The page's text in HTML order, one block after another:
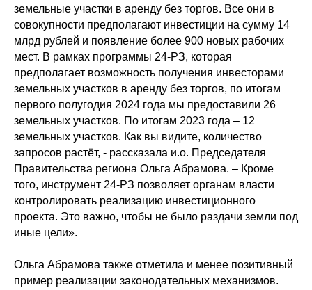
земельные участки в аренду без торгов. Все они в
совокупности предполагают инвестиции на сумму 14
млрд рублей и появление более 900 новых рабочих
мест. В рамках программы 24-РЗ, которая
предполагает возможность получения инвесторами
земельных участков в аренду без торгов, по итогам
первого полугодия 2024 года мы предоставили 26
земельных участков. По итогам 2023 года – 12
земельных участков. Как вы видите, количество
запросов растёт, - рассказала и.о. Председателя
Правительства региона Ольга Абрамова. – Кроме
того, инструмент 24-РЗ позволяет органам власти
контролировать реализацию инвестиционного
проекта. Это важно, чтобы не было раздачи земли под
иные цели».
Ольга Абрамова также отметила и менее позитивный
пример реализации законодательных механизмов.